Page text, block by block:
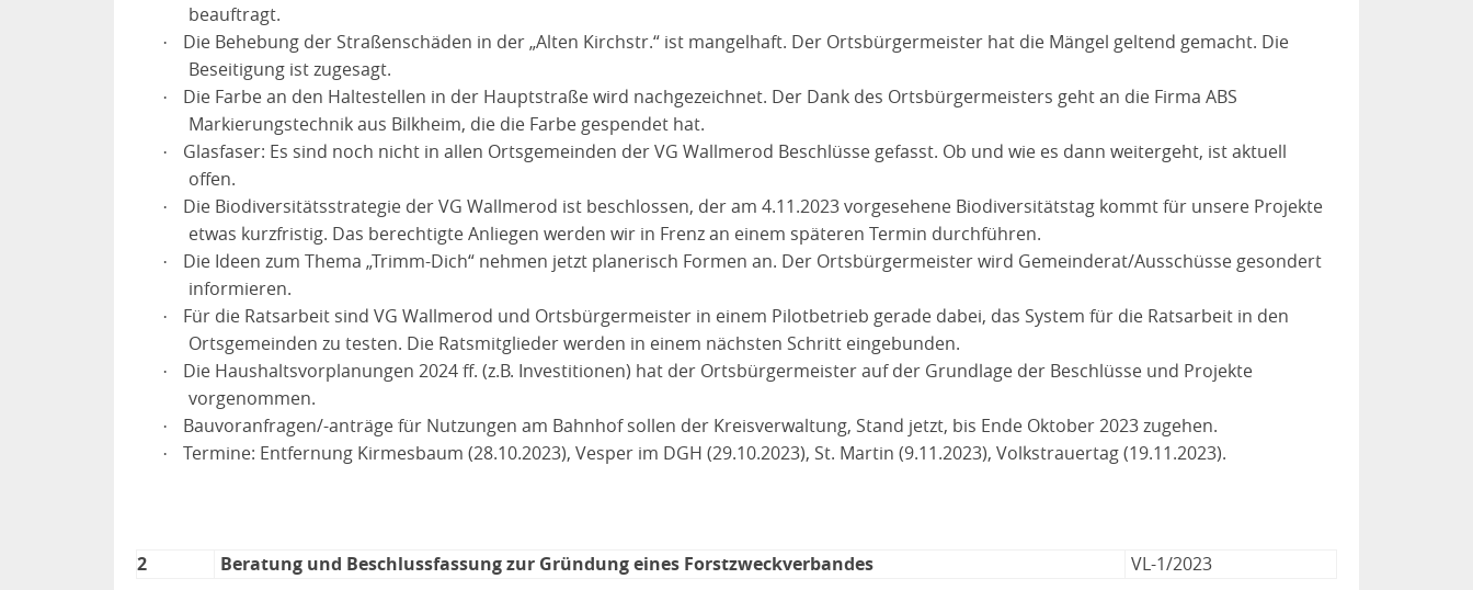
beauftragt.
·
Die Behebung der Straßenschäden in der „Alten Kirchstr.“ ist mangelhaft. Der Ortsbürgermeister hat die Mängel geltend gemacht. Die
Beseitigung ist zugesagt.
·
Die Farbe an den Haltestellen in der Hauptstraße wird nachgezeichnet. Der Dank des Ortsbürgermeisters geht an die Firma ABS
Markierungstechnik aus Bilkheim, die die Farbe gespendet hat.
·
Glasfaser: Es sind noch nicht in allen Ortsgemeinden der VG Wallmerod Beschlüsse gefasst. Ob und wie es dann weitergeht, ist aktuell
offen.
·
Die Biodiversitätsstrategie der VG Wallmerod ist beschlossen, der am 4.11.2023 vorgesehene Biodiversitätstag kommt für unsere Projekte
etwas kurzfristig. Das berechtigte Anliegen werden wir in Frenz an einem späteren Termin durchführen.
·
Die Ideen zum Thema „Trimm-Dich“ nehmen jetzt planerisch Formen an. Der Ortsbürgermeister wird Gemeinderat/Ausschüsse gesondert
informieren.
·
Für die Ratsarbeit sind VG Wallmerod und Ortsbürgermeister in einem Pilotbetrieb gerade dabei, das System für die Ratsarbeit in den
Ortsgemeinden zu testen. Die Ratsmitglieder werden in einem nächsten Schritt eingebunden.
·
Die Haushaltsvorplanungen 2024 ff. (z.B. Investitionen) hat der Ortsbürgermeister auf der Grundlage der Beschlüsse und Projekte
vorgenommen.
· Bauvoranfragen/-anträge für Nutzungen am Bahnhof sollen der Kreisverwaltung, Stand jetzt, bis Ende Oktober 2023 zugehen.
· Termine: Entfernung Kirmesbaum (28.10.2023), Vesper im DGH (29.10.2023), St. Martin (9.11.2023), Volkstrauertag (19.11.2023).
2 Beratung und Beschlussfassung zur Gründung eines Forstzweckverbandes VL-1/2023